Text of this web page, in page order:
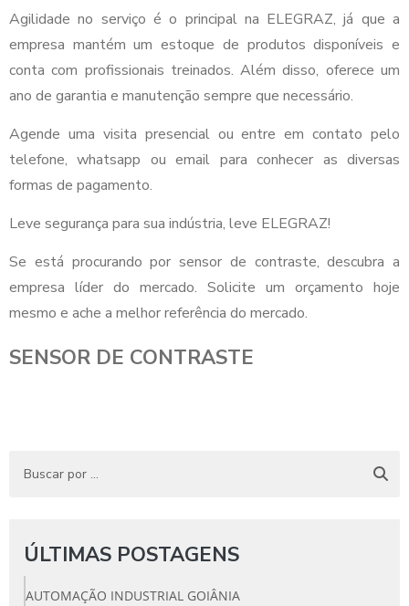
Agilidade no serviço é o principal na ELEGRAZ, já que a
empresa mantém um estoque de produtos disponíveis e
conta com profissionais treinados. Além disso, oferece um
ano de garantia e manutenção sempre que necessário.
Agende uma visita presencial ou entre em contato pelo
telefone, whatsapp ou email para conhecer as diversas
formas de pagamento.
Leve segurança para sua indústria, leve ELEGRAZ!
Se está procurando por sensor de contraste, descubra a
empresa líder do mercado. Solicite um orçamento hoje
mesmo e ache a melhor referência do mercado.
SENSOR DE CONTRASTE
ÚLTIMAS POSTAGENS
AUTOMAÇÃO INDUSTRIAL GOIÂNIA